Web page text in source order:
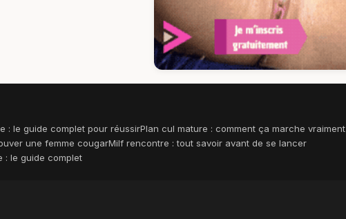
: le guide complet pour réussirPlan cul mature : comment ça marche vraiment
une femme cougarMilf rencontre : tout savoir avant de se lancer
: le guide complet